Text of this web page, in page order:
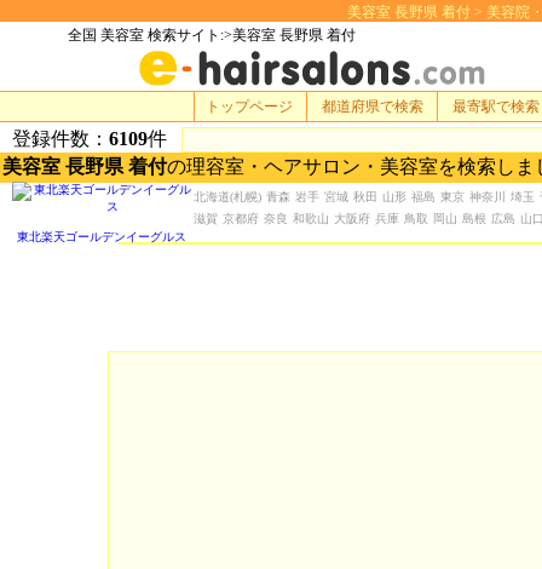
美容室 長野県 着付 > 美容院
全国 美容室 検索サイト:>美容室 長野県 着付
登録件数： 6109件
美容室 長野県 着付の理容室・ヘアサロン・美容室を検索しま
北海道(札幌) 青森 岩手 宮城 秋田 山形 福島 東京 神奈川 埼玉
滋賀 京都府 奈良 和歌山 大阪府 兵庫 鳥取 岡山 島根 広島 山
トップページ 都道府県で検索 最寄駅で検索
東北楽天ゴールデンイーグルス